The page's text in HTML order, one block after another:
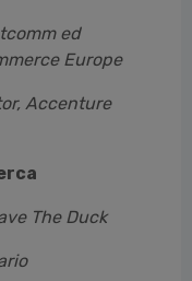
ed
Europe
Accenture
The Duck